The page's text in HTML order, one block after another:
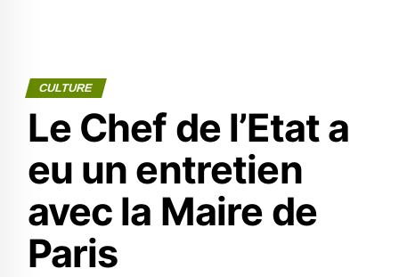
CULTURE
Le Chef de l’Etat a
eu un entretien
avec la Maire de
Paris